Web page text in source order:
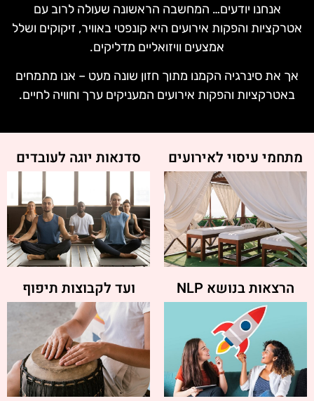
אנחנו יודעים… המחשבה הראשונה שעולה לרוב עם
אטרקציות והפקות אירועים היא קונפטי באוויר, זיקוקים ושלל
אמצעים וויזואליים מדליקים.
אך את סינרגיה הקמנו מתוך חזון שונה מעט – אנו מתמחים
באטרקציות והפקות אירועים המעניקים ערך וחוויה לחיים.
מתחמי עיסוי לאירועים סדנאות יוגה לעובדים
הרצאות בנושא NLP ועד לקבוצות תיפוף